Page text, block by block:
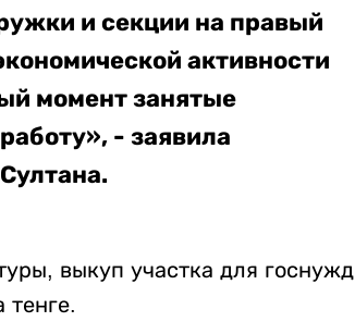
и секции на правый
активности
момент занятые
- заявила
выкуп участка для госнужд
тенге.